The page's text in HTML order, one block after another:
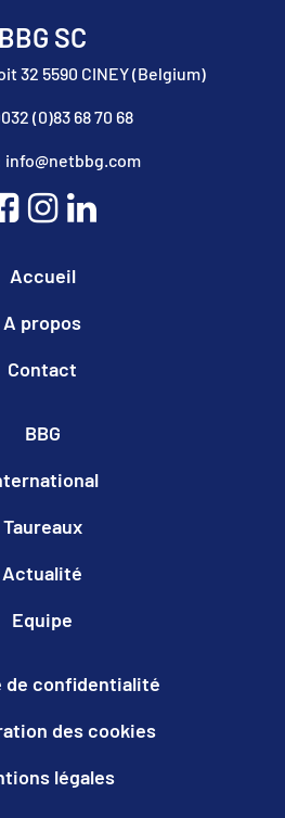
BBG SC
32 5590 CINEY (Belgium)
(0)83 68 70 68
info@netbbg.com
Accueil
A propos
Contact
BBG
Taureaux
Actualité
Equipe
de confidentialité
des cookies
légales